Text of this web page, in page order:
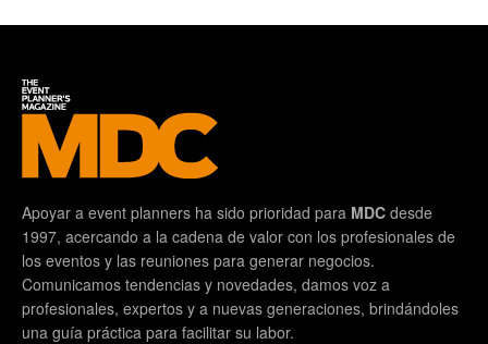
Apoyar a event planners ha sido prioridad para MDC desde
1997, acercando a la cadena de valor con los profesionales de
los eventos y las reuniones para generar negocios.
Comunicamos tendencias y novedades, damos voz a
profesionales, expertos y a nuevas generaciones, brindándoles
una guía práctica para facilitar su labor.